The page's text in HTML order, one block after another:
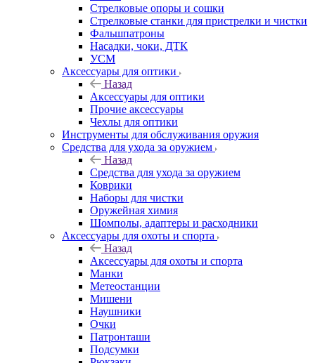
Стрелковые опоры и сошки
Стрелковые станки для пристрелки и чистки
Фальшпатроны
Насадки, чоки, ДТК
УСМ
Аксессуары для оптики
Назад
Аксессуары для оптики
Прочие аксессуары
Чехлы для оптики
Инструменты для обслуживания оружия
Средства для ухода за оружием
Назад
Средства для ухода за оружием
Коврики
Наборы для чистки
Оружейная химия
Шомполы, адаптеры и расходники
Аксессуары для охоты и спорта
Назад
Аксессуары для охоты и спорта
Манки
Метеостанции
Мишени
Наушники
Очки
Патронташи
Подсумки